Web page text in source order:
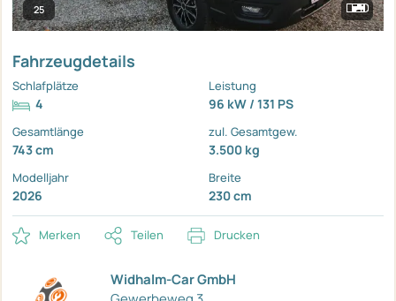
25
Fahrzeugdetails
Schlafplätze
4
Leistung
96 kW / 131 PS
Gesamtlänge
743 cm
zul. Gesamtgew.
3.500 kg
Modelljahr
2026
Breite
230 cm
Merken Teilen Drucken
Widhalm-Car GmbH